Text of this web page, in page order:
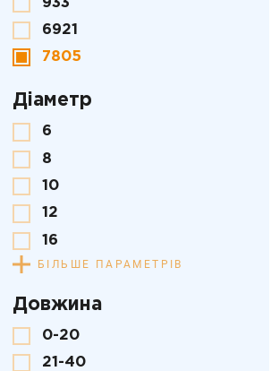
933
6921
7805
Діаметр
6
8
10
12
16
БІЛЬШЕ ПАРАМЕТРІВ
Довжина
0-20
21-40